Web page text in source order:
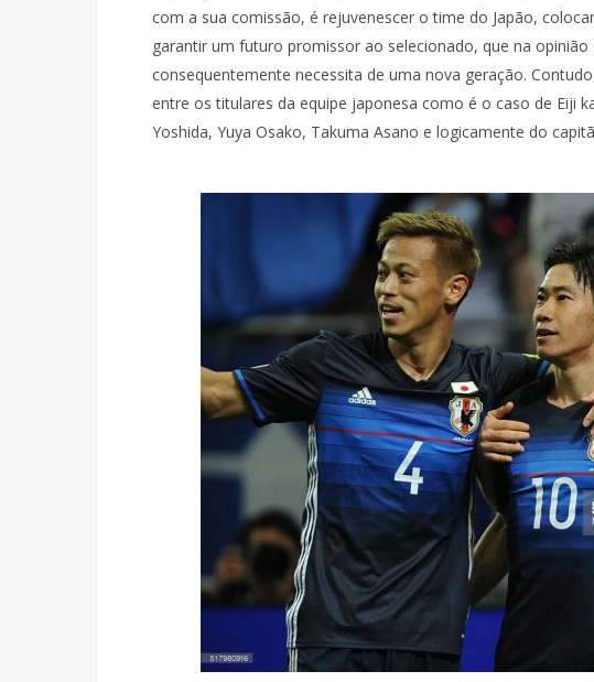
com a sua comissão, é rejuvenescer o time do Japão,
garantir um futuro promissor ao selecionado, que na
consequentemente necessita de uma nova geração.
entre os titulares da equipe japonesa como é o caso de Eiji
Yoshida, Yuya Osako, Takuma Asano e logicamente do